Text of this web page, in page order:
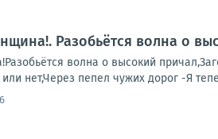
Разобьётся волна о
волна о высокий
нет,Через пепел чужих дорог -Я